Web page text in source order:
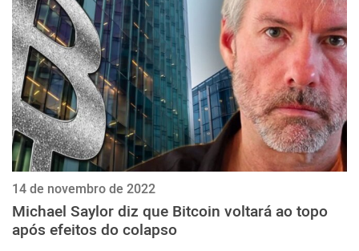
14 de novembro de 2022
Michael Saylor diz que Bitcoin voltará ao topo
após efeitos do colapso